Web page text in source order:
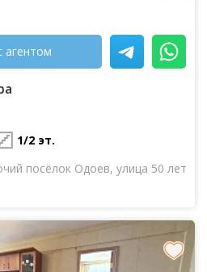
агентом
1/2 эт.
посёлок Одоев, улица 50 лет